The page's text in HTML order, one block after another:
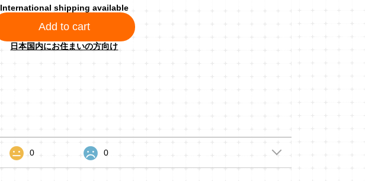
International shipping available
Add to cart
日本国内にお住まいの方向け
0 0